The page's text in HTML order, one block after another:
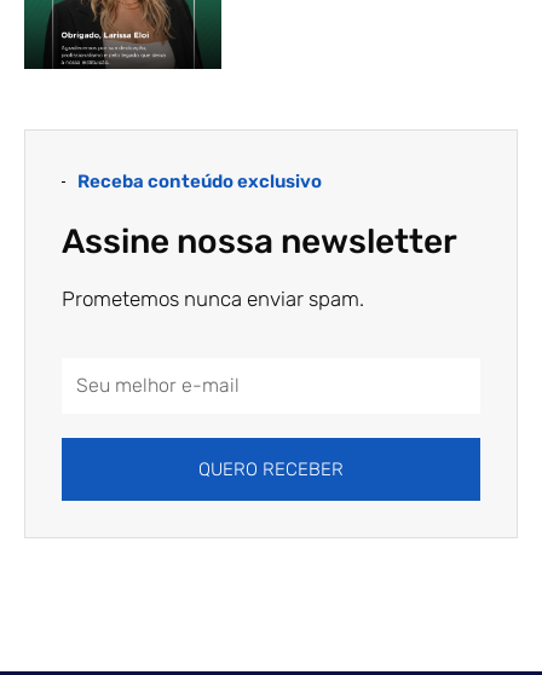
Receba conteúdo exclusivo
Assine nossa newsletter
Prometemos nunca enviar spam.
QUERO RECEBER